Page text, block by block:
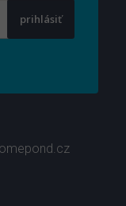
prihlásiť